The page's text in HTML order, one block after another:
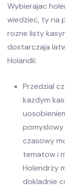
Wybierajac
wiedziec, ty na
rozne listy
dostarczaja
Holandii:
Przedzial
kazdym
czasowy
tematow i
Holendrzy
dokladnie